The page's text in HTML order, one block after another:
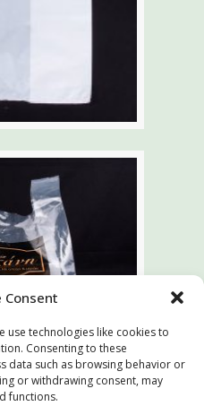
Consent
use technologies like cookies to
Consenting to these
data such as browsing behavior or
or withdrawing consent, may
functions.